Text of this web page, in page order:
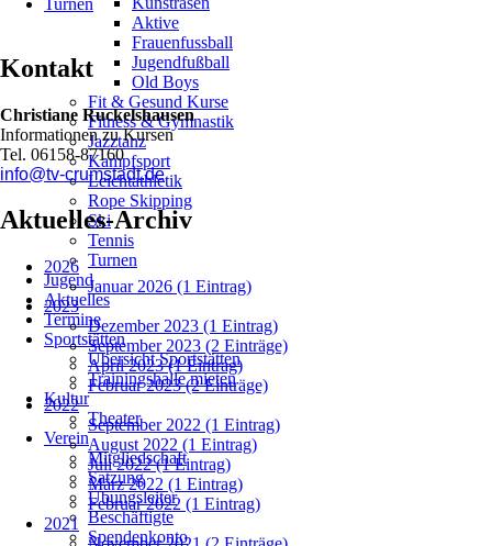
Aktive
Frauenfussball
Jugendfußball
Old Boys
Fit & Gesund Kurse
Fitness & Gymnastik
Jazztanz
Kampfsport
Leichtathletik
Rope Skipping
Ski
Tennis
Turnen
Jugend
Aktuelles
Termine
Sportstätten
Übersicht Sportstätten
Trainingshalle mieten
Kultur
Theater
Verein
Mitgliedschaft
Satzung
Übungsleiter
Beschäftigte
Spendenkonto
Kontakt
Christiane Ruckelshausen
Informationen zu Kursen
Tel. 06158-87160
info@tv-crumstadt.de
Aktuelles-Archiv
2026
Januar 2026 (1 Eintrag)
2023
Dezember 2023 (1 Eintrag)
September 2023 (2 Einträge)
April 2023 (1 Eintrag)
Februar 2023 (2 Einträge)
2022
September 2022 (1 Eintrag)
August 2022 (1 Eintrag)
Juli 2022 (1 Eintrag)
März 2022 (1 Eintrag)
Februar 2022 (1 Eintrag)
2021